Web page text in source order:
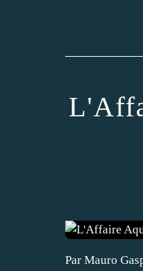
Par Mauro